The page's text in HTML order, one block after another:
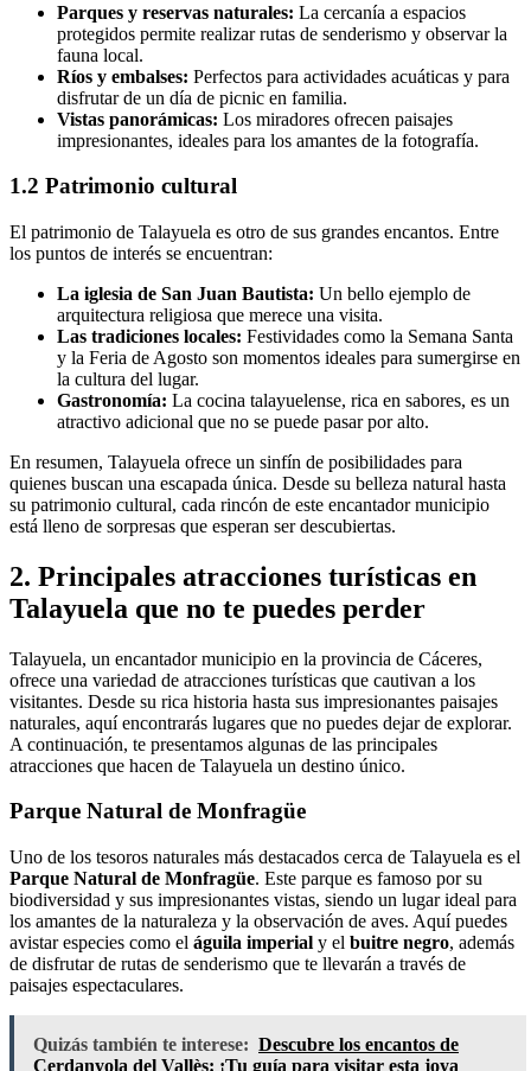
Parques y reservas naturales: La cercanía a espacios
protegidos permite realizar rutas de senderismo y observar la
fauna local.
Ríos y embalses: Perfectos para actividades acuáticas y para
disfrutar de un día de picnic en familia.
Vistas panorámicas: Los miradores ofrecen paisajes
impresionantes, ideales para los amantes de la fotografía.
1.2 Patrimonio cultural
El patrimonio de Talayuela es otro de sus grandes encantos. Entre
los puntos de interés se encuentran:
La iglesia de San Juan Bautista: Un bello ejemplo de
arquitectura religiosa que merece una visita.
Las tradiciones locales: Festividades como la Semana Santa
y la Feria de Agosto son momentos ideales para sumergirse en
la cultura del lugar.
Gastronomía: La cocina talayuelense, rica en sabores, es un
atractivo adicional que no se puede pasar por alto.
En resumen, Talayuela ofrece un sinfín de posibilidades para
quienes buscan una escapada única. Desde su belleza natural hasta
su patrimonio cultural, cada rincón de este encantador municipio
está lleno de sorpresas que esperan ser descubiertas.
2. Principales atracciones turísticas en
Talayuela que no te puedes perder
Talayuela, un encantador municipio en la provincia de Cáceres,
ofrece una variedad de atracciones turísticas que cautivan a los
visitantes. Desde su rica historia hasta sus impresionantes paisajes
naturales, aquí encontrarás lugares que no puedes dejar de explorar.
A continuación, te presentamos algunas de las principales
atracciones que hacen de Talayuela un destino único.
Parque Natural de Monfragüe
Uno de los tesoros naturales más destacados cerca de Talayuela es el
Parque Natural de Monfragüe. Este parque es famoso por su
biodiversidad y sus impresionantes vistas, siendo un lugar ideal para
los amantes de la naturaleza y la observación de aves. Aquí puedes
avistar especies como el águila imperial y el buitre negro, además
de disfrutar de rutas de senderismo que te llevarán a través de
paisajes espectaculares.
Quizás también te interese: Descubre los encantos de
Cerdanyola del Vallès: ¡Tu guía para visitar esta joya